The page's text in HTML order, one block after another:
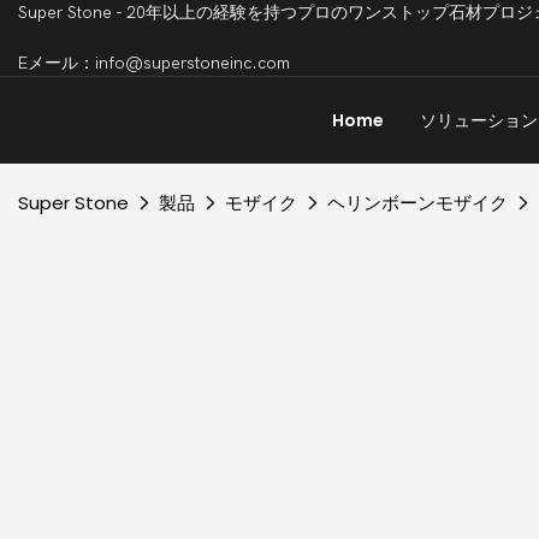
Super Stone - 20年以上の経験を持つプロのワンストップ石材プ
Eメール：info@superstoneinc.com
Home ソリューション
Super Stone 製品 モザイク ヘリンボーンモザイク